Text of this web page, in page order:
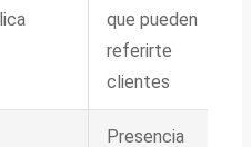
que pueden
referirte
clientes
Presencia